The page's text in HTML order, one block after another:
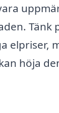
Tänk
elpriser,
höja